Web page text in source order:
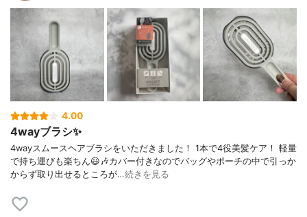
4.00
4wayブラシ✨
4wayスムースヘアブラシをいただきました！ 1本で4役美髪ケア！ 軽量
で持ち運びも楽ちん😃🎶カバー付きなのでバッグやポーチの中で引っか
からず取り出せるところが…続きを見る